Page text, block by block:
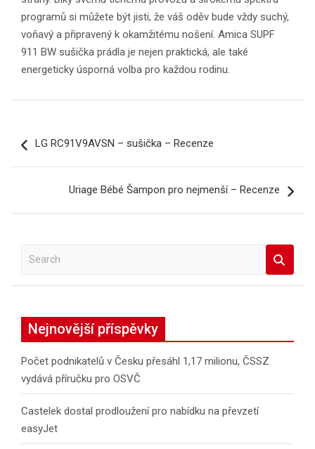
programů si můžete být jisti, že váš oděv bude vždy suchý,
voňavý a připravený k okamžitému nošení. Amica SUPF
911 BW sušička prádla je nejen praktická, ale také
energeticky úsporná volba pro každou rodinu.
proLG RC91V9AVSN – sušička – Recenze
Uriage Bébé Šampon pro nejmenší – Recenze
a
h
Nejnovější příspěvky
Počet podnikatelů v Česku přesáhl 1,17 milionu, ČSSZ
vydává příručku pro OSVČ
Castelek dostal prodloužení pro nabídku na převzetí
easyJet